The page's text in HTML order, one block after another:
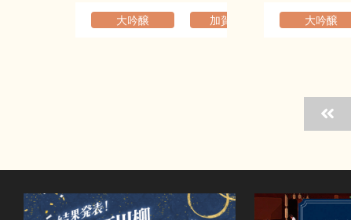
大吟醸 加賀吟醸 軽快でなめ
大吟醸